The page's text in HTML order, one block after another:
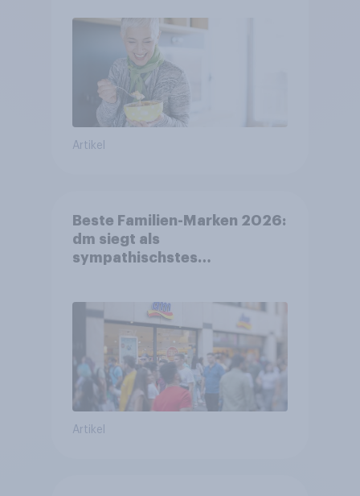
Artikel
Beste Familien-Marken 2026:
dm siegt als
sympathischstes
Artikel